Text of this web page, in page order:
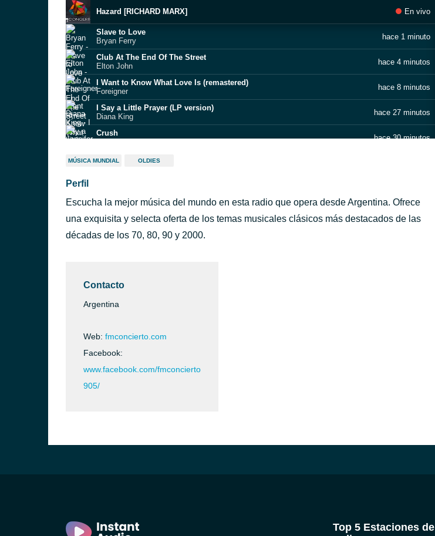
Hazard [RICHARD MARX] En vivo
Slave to Love
Bryan Ferry
hace 1 minuto
Club At The End Of The Street
Elton John
hace 4 minutos
I Want to Know What Love Is (remastered)
Foreigner
hace 8 minutos
I Say a Little Prayer (LP version)
Diana King
hace 27 minutos
Crush
hace 30 minutos
Love Touch
Oh My God
Adele
hace 46 minutos
Follow You Down
MÚSICA MUNDIAL OLDIES
Perfil
Escucha la mejor música del mundo en esta radio que opera desde Argentina. Ofrece
una exquisita y selecta oferta de los temas musicales clásicos más destacados de las
décadas de los 70, 80, 90 y 2000.
Contacto
Argentina
Web: fmconcierto.com
Facebook:
www.facebook.com/fmconcierto
905/
Top 5 Estaciones de